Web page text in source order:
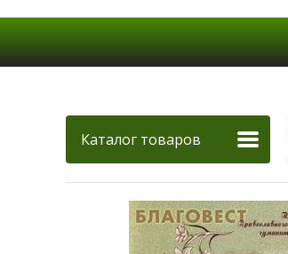
Каталог товаров